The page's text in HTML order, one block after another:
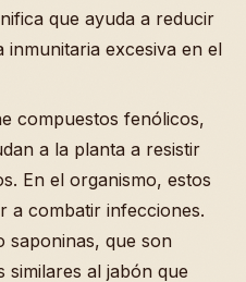
que ayuda a reducir
excesiva en el
compuestos fenólicos,
a la planta a resistir
En el organismo, estos
a combatir infecciones.
saponinas, que son
similares al jabón que